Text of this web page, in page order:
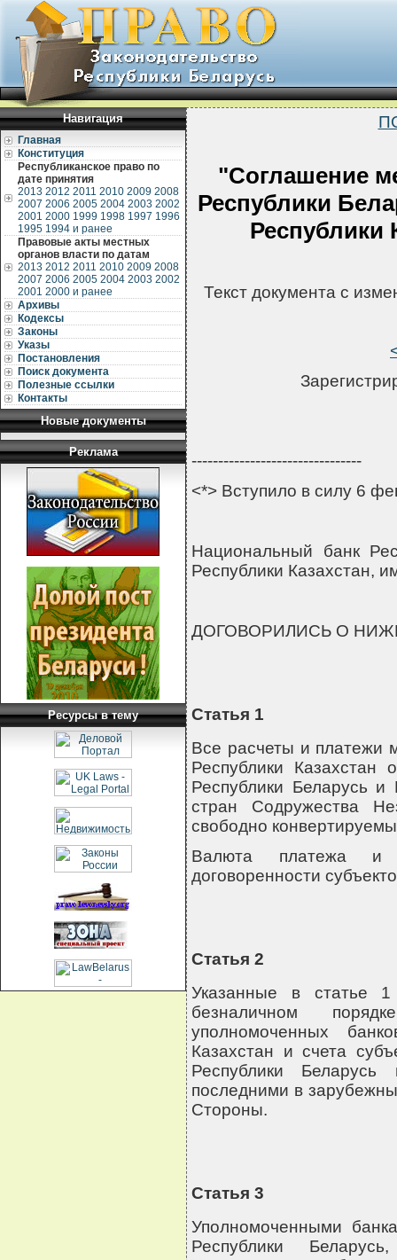
Навигация
Главная
Конституция
Республиканское право по
дате принятия
2013 2012 2011 2010 2009 2008
2007 2006 2005 2004 2003 2002
2001 2000 1999 1998 1997 1996
1995 1994 и ранее
Правовые акты местных
органов власти по датам
2013 2012 2011 2010 2009 2008
2007 2006 2005 2004 2003 2002
2001 2000 и ранее
Архивы
Кодексы
Законы
Указы
Постановления
Поиск документа
Полезные ссылки
Контакты
Новые документы
Реклама
Ресурсы в тему
"Соглашение
Республики
Республики
Текст документа с
--------------------------------
<*> Вступило в силу 6
Национальный банк
Республики Казахстан,
ДОГОВОРИЛИСЬ О
Статья 1
Все расчеты и платежи
Республики Казахстан
Республики Беларусь и
стран Содружества
свободно
Валюта платежа и
договоренности
Статья 2
Указанные в статье
безналичном
уполномоченных
Казахстан и счета
Республики
последними в
Стороны.
Статья 3
Уполномоченными
Республики